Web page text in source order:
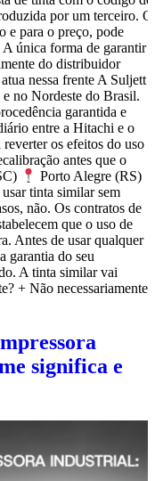
por um terceiro. O
e para o preço, pode
única forma de garantir
do distribuidor
nessa frente A Suljett é
no Nordeste do Brasil.
garantida e
entre a Hitachi e o
os efeitos do uso
antes que o
Porto Alegre (RS)
tinta similar sem
não. Os contratos de
que o uso de
Antes de usar qualquer
garantia do seu
A tinta similar vai
+ Não necessariamente
significa e